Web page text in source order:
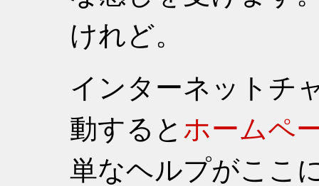
けれど。
インターネットチ
動すると ホームペ
単なヘルプがここ